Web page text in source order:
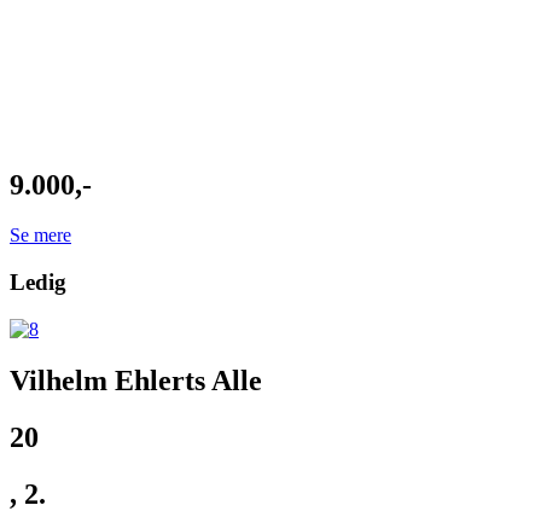
9.000,-
Se mere
Ledig
Vilhelm Ehlerts Alle
20
, 2.